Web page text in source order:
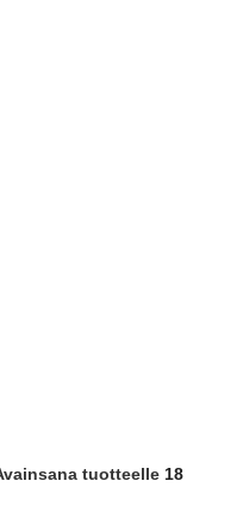
tuotteelle 18